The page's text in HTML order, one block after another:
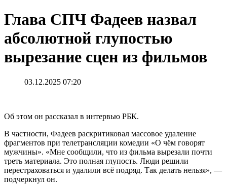
Глава СПЧ Фадеев назвал
абсолютной глупостью
вырезание сцен из фильмов
03.12.2025 07:20
Об этом он рассказал в интервью РБК.
В частности, Фадеев раскритиковал массовое удаление
фрагментов при телетрансляции комедии «О чём говорят
мужчины». «Мне сообщили, что из фильма вырезали почти
треть материала. Это полная глупость. Люди решили
перестраховаться и удалили всё подряд. Так делать нельзя», —
подчеркнул он.